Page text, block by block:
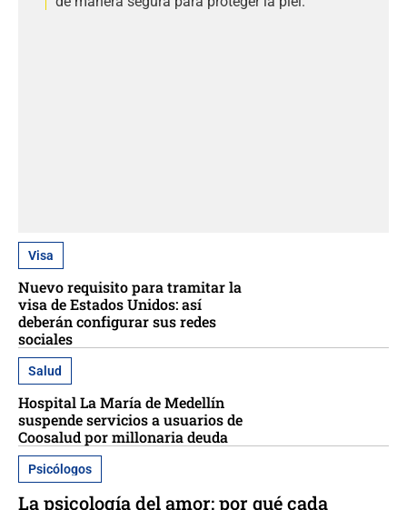
Visa
Nuevo requisito para tramitar la
visa de Estados Unidos: así
deberán configurar sus redes
sociales
Salud
Hospital La María de Medellín
suspende servicios a usuarios de
Coosalud por millonaria deuda
Psicólogos
La psicología del amor: por qué cada